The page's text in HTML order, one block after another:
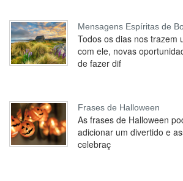
Mensagens Espíritas de
Todos os dias nos trazem
com ele, novas
de fazer dif
Frases de Halloween
As frases de Halloween
adicionar um divertido e
celebraç